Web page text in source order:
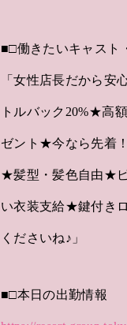
■□働きたいキャスト
「女性店長だから
トルバック20%★高
ゼント★今なら先着
★髪型・髪色自由★
い衣装支給★鍵付き
くださいね♪」
■□本日の出勤情報